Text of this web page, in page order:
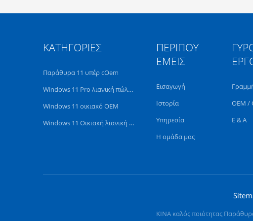
ΚΑΤΗΓΟΡΊΕΣ
Παράθυρα 11 υπέρ cOem
Windows 11 Pro λιανική πώληση
Windows 11 οικιακό OEM
Windows 11 Οικιακή λιανική πώληση
ΠΕΡΊΠΟΥ
ΕΜΕΊΣ
Εισαγωγή
Ιστορία
Υπηρεσία
Η ομάδα μας
OEM /
Ε & Α
ΚΙΝΑ καλός ποιότητας